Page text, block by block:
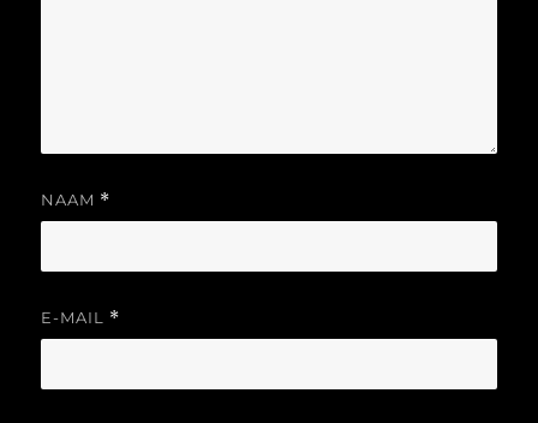
NAAM *
E-MAIL *